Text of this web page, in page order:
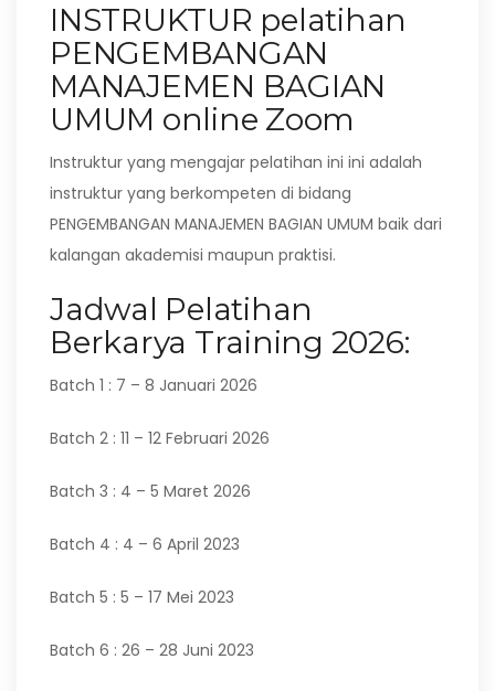
INSTRUKTUR pelatihan
PENGEMBANGAN
MANAJEMEN BAGIAN
UMUM online Zoom
Instruktur yang mengajar pelatihan ini ini adalah
instruktur yang berkompeten di bidang
PENGEMBANGAN MANAJEMEN BAGIAN UMUM baik dari
kalangan akademisi maupun praktisi.
Jadwal Pelatihan
Berkarya Training 2026:
Batch 1 : 7 – 8 Januari 2026
Batch 2 : 11 – 12 Februari 2026
Batch 3 : 4 – 5 Maret 2026
Batch 4 : 4 – 6 April 2023
Batch 5 : 5 – 17 Mei 2023
Batch 6 : 26 – 28 Juni 2023